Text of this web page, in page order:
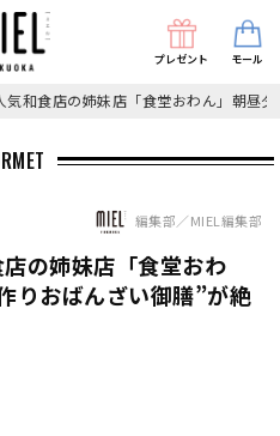
プレゼント モール
気和食店の姉妹店「食堂おわん」朝昼
編集部／MIEL編集部
店の姉妹店「食堂おわ
りおばんざい御膳”が絶